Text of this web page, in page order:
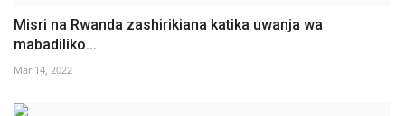
Misri na Rwanda zashirikiana katika uwanja wa
mabadiliko...
Mar 14, 2022